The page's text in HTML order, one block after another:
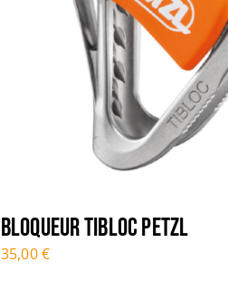
Bloqueur TIBLOC PETZL
35,00€